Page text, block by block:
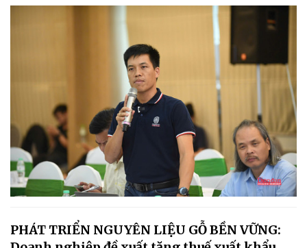
PHÁT TRIỂN NGUYÊN LIỆU GỖ BỀN VỮNG: